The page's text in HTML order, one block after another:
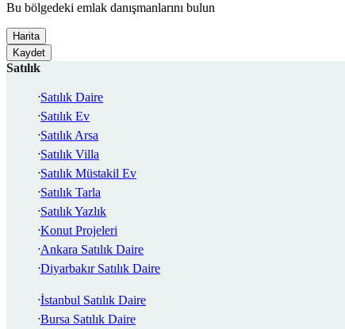
Bu bölgedeki emlak danışmanlarını bulun
Harita
Kaydet
Satılık
Satılık Daire
Satılık Ev
Satılık Arsa
Satılık Villa
Satılık Müstakil Ev
Satılık Tarla
Satılık Yazlık
Konut Projeleri
Ankara Satılık Daire
Diyarbakır Satılık Daire
İstanbul Satılık Daire
Bursa Satılık Daire